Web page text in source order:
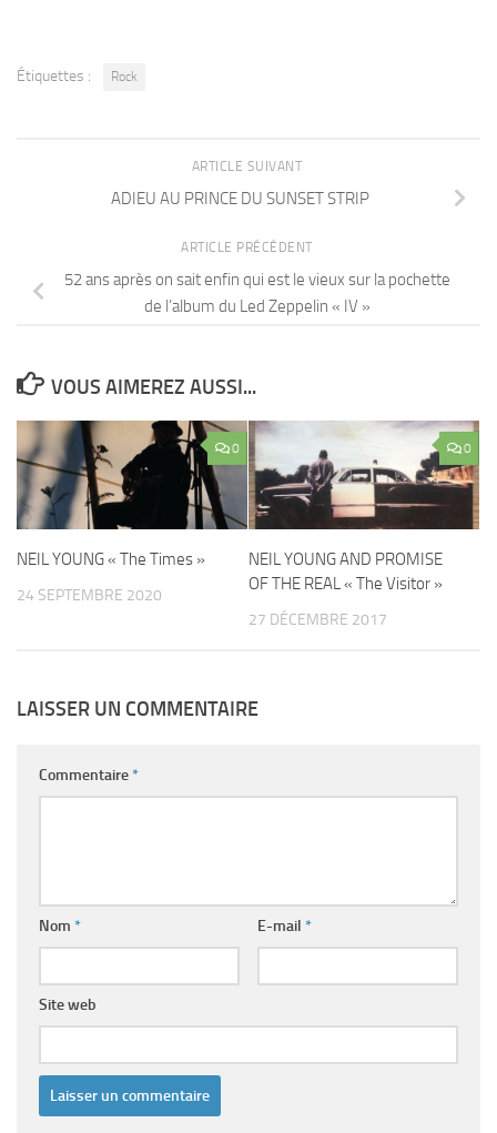
Étiquettes : Rock
ARTICLE SUIVANT
ADIEU AU PRINCE DU SUNSET STRIP
ARTICLE PRÉCÉDENT
52 ans après on sait enfin qui est le vieux sur la pochette
de l’album du Led Zeppelin « IV »
VOUS AIMEREZ AUSSI...
0
NEIL YOUNG « The Times »
24 SEPTEMBRE 2020
0
NEIL YOUNG AND PROMISE
OF THE REAL « The Visitor »
27 DÉCEMBRE 2017
LAISSER UN COMMENTAIRE
Commentaire*
Nom * E-mail *
Site web